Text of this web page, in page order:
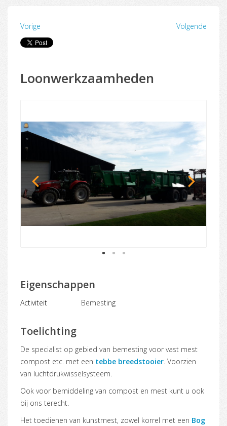
Vorige Volgende
Loonwerkzaamheden
1 2 3
Eigenschappen
Activiteit Bemesting
Toelichting
De specialist op gebied van bemesting voor vast mest
compost etc. met een tebbe breedstooier. Voorzien
van luchtdrukwisselsysteem.
Ook voor bemiddeling van compost en mest kunt u ook
bij ons terecht.
Het toedienen van kunstmest, zowel korrel met een Bog